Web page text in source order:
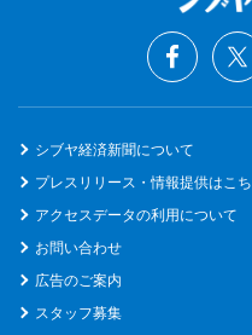
シブヤ経済新聞について
プレスリリース・情報提供はこ
アクセスデータの利用について
お問い合わせ
広告のご案内
スタッフ募集